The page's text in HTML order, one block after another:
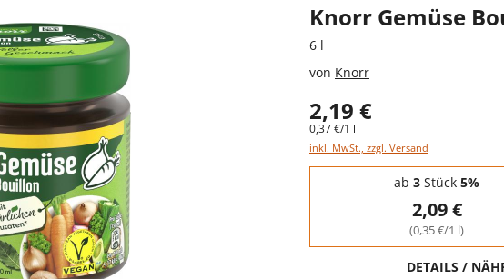
Knorr Gemüse
6 l
von Knorr
2,19 €
0,37 €/1 l
inkl. MwSt., zzgl. Versand
Staffelpreise - Mengenrabatt
ab 3 Stück 5%
2,09 €
(0,35 €/1 l)
DETAILS /